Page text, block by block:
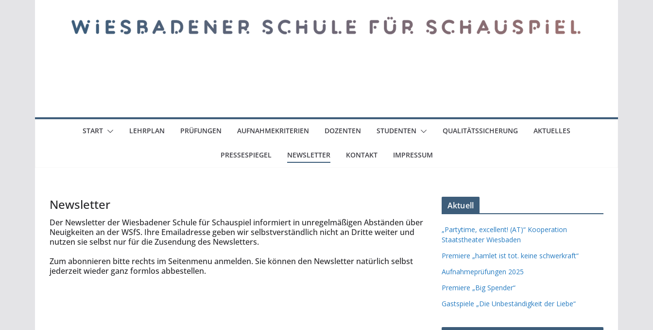
START LEHRPLAN PRÜFUNGEN AUFNAHMEKRITERIEN DOZENTEN STUDENTEN QUALITÄTSSICHERUNG AKTUELLES
PRESSESPIEGEL NEWSLETTER KONTAKT IMPRESSUM
Newsletter
Der Newsletter der Wiesbadener Schule für Schauspiel informiert in unregelmäßigen Abständen über
Neuigkeiten an der WSfS. Ihre Emailadresse geben wir selbstverständlich nicht an Dritte weiter und
nutzen sie selbst nur für die Zusendung des Newsletters.
Zum abonnieren bitte rechts im Seitenmenu anmelden. Sie können den Newsletter natürlich selbst
jederzeit wieder ganz formlos abbestellen.
Aktuell
„Partytime, excellent! (AT)“ Kooperation
Staatstheater Wiesbaden
Premiere „hamlet ist tot. keine schwerkraft“
Aufnahmeprüfungen 2025
Premiere „Big Spender“
Gastspiele „Die Unbeständigkeit der Liebe“